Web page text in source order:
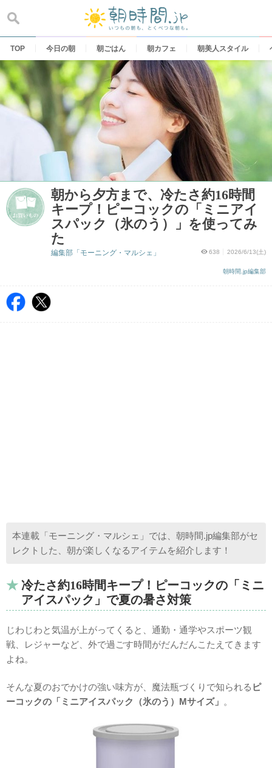
content
TOP 今日の朝 朝ごはん 朝カフェ 朝美人スタイル
朝から夕方まで、冷たさ約16時間
キープ！ピーコックの「ミニアイ
スパック（氷のう）」を使ってみ
た
638 2026/6/13(土)
朝時間.jp編集部
編集部「モーニング・マルシェ」
本連載「モーニング・マルシェ」では、朝時間.jp編集部がセ
レクトした、朝が楽しくなるアイテムを紹介します！
冷たさ約16時間キープ！ピーコックの「ミニ
アイスパック」で夏の暑さ対策
じわじわと気温が上がってくると、通勤・通学やスポーツ観
戦、レジャーなど、外で過ごす時間がだんだんこたえてきます
よね。
そんな夏のおでかけの強い味方が、魔法瓶づくりで知られる ピ
ーコックの「ミニアイスパック（氷のう）Mサイズ」 。